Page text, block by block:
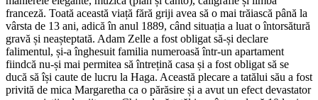
franceză. Toată această viață fără griji avea să o mai trăiască până la
vârsta de 13 ani, adică în anul 1889, când situația a luat o întorsătură
gravă și neașteptată. Adam Zelle a fost obligat să-și declare
falimentul, și-a înghesuit familia numeroasă într-un apartament
fiindcă nu-și mai permitea să întrețină casa și a fost obligat să se
ducă să își caute de lucru la Haga. Această plecare a tatălui său a fost
privită de mica Margaretha ca o părăsire și a avut un efect devastator